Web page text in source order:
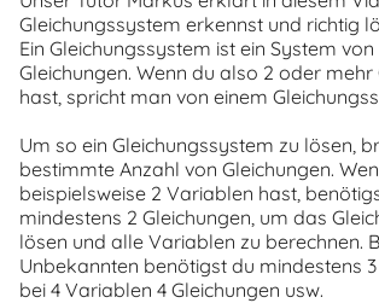
Gleichungssystem erkennst und richtig
Ein Gleichungssystem ist ein System
Gleichungen. Wenn du also 2 oder mehr
hast, spricht man von einem
Um so ein Gleichungssystem zu lösen,
bestimmte Anzahl von Gleichungen.
beispielsweise 2 Variablen hast,
mindestens 2 Gleichungen, um das
lösen und alle Variablen zu berechnen.
Unbekannten benötigst du mindestens
bei 4 Variablen 4 Gleichungen usw.